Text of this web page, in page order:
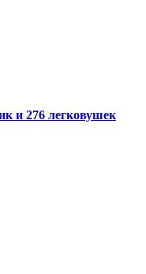
и 276 легковушек